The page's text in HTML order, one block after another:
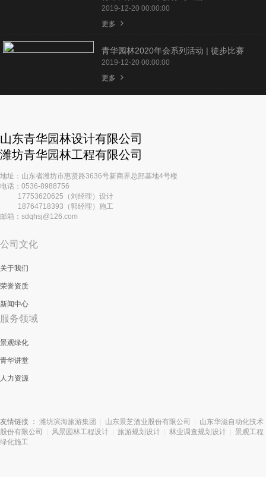
2019-12-20 00:00:00
更多
青华园林2020年会系列活动 | 徒步比赛
2019-12-20 00:00:00
更多
山东青华园林设计有限公司
潍坊青华园林工程有限公司
地址：山东省潍坊市惠贤路3636号新商界总部基地4号楼
电话：0536-8988756
17753620625（刘经理）设计
18764718393（郭经理）施工
邮箱：sdqhsj@126.com
公司文化
关于我们
荣誉资质
新闻中心
服务领域
景观绿化
青华讲堂
人力资源
友情链接 ： 潍坊滨海旅游集团 山东景芝酒业股份有限公司
山东华滋自动化技术
股份有限公司
风景园林工程设计 旅游规划设计 林业调查规划设计
景观工程
绿化施工